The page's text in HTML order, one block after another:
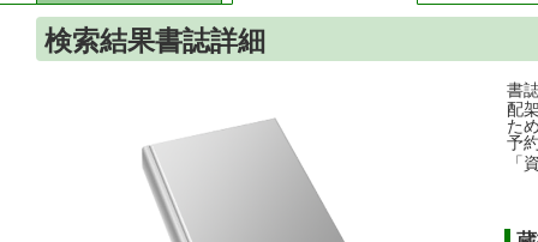
検索結果書誌詳細
書
配
た
予
「